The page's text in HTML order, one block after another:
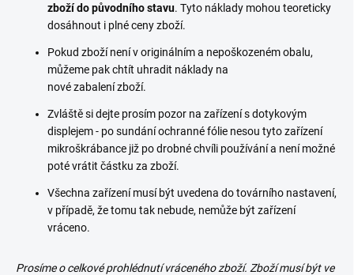
zboží do původního stavu. Tyto náklady mohou teoreticky
dosáhnout i plné ceny zboží.
Pokud zboží není v originálním a nepoškozeném obalu,
můžeme pak chtít uhradit náklady na
nové zabalení zboží.
Zvláště si dejte prosím pozor na zařízení s dotykovým
displejem - po sundání ochranné fólie nesou tyto zařízení
mikroškrábance již po drobné chvíli používání a není možné
poté vrátit částku za zboží.
Všechna zařízení musí být uvedena do továrního nastavení,
v případě, že tomu tak nebude, nemůže být zařízení
vráceno.
Prosíme o celkové prohlédnutí vráceného zboží. Zboží musí být ve